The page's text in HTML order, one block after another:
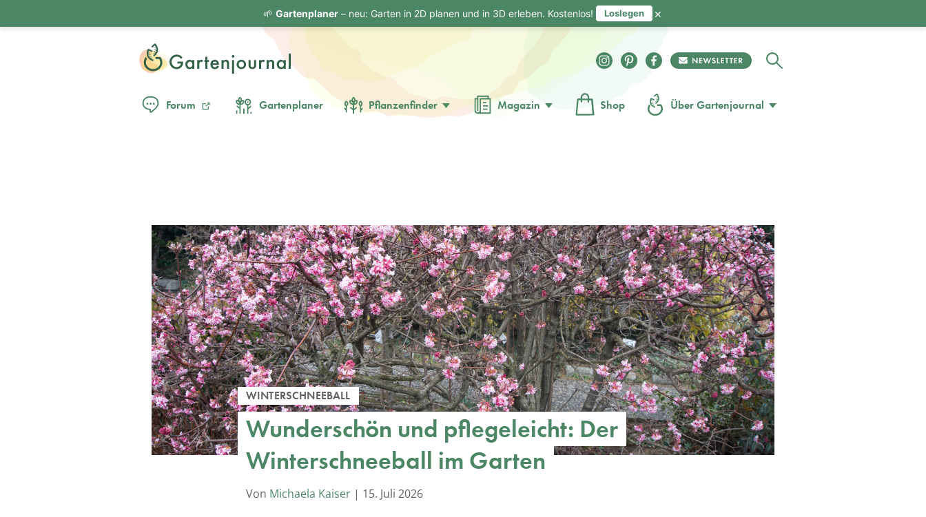
Forum Gartenplaner Pflanzenfinder Magazin Shop Über Gartenjournal
WINTERSCHNEEBALL
Wunderschön und pflegeleicht: Der
Winterschneeball im Garten
Von Michaela Kaiser | 15. Juli 2026
🌱 Gartenplaner– neu: Garten in 2D planen und in 3D erleben. Kostenlos! Loslegen ×